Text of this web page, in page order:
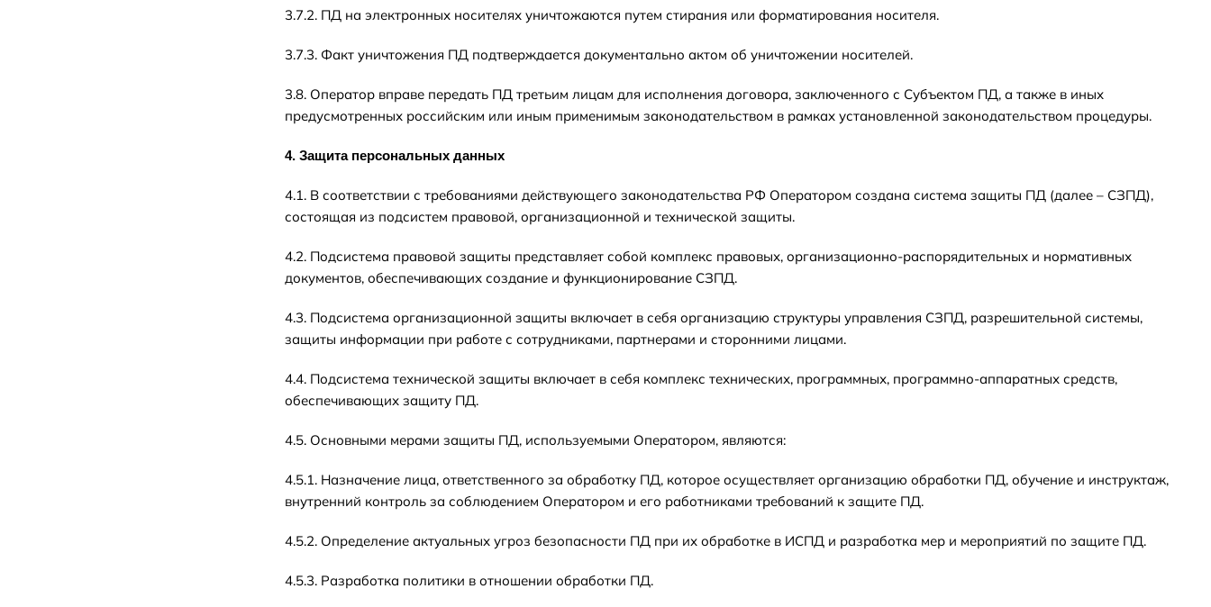
3.7.2. ПД на электронных носителях уничтожаются путем стирания или форматирования носителя.
3.7.3. Факт уничтожения ПД подтверждается документально актом об уничтожении носителей.
3.8. Оператор вправе передать ПД третьим лицам для исполнения договора, заключенного с Субъектом ПД, а также в иных
предусмотренных российским или иным применимым законодательством в рамках установленной законодательством процедуры.
4. Защита персональных данных
4.1. В соответствии с требованиями действующего законодательства РФ Оператором создана система защиты ПД (далее – СЗПД),
состоящая из подсистем правовой, организационной и технической защиты.
4.2. Подсистема правовой защиты представляет собой комплекс правовых, организационно-распорядительных и нормативных
документов, обеспечивающих создание и функционирование СЗПД.
4.3. Подсистема организационной защиты включает в себя организацию структуры управления СЗПД, разрешительной системы,
защиты информации при работе с сотрудниками, партнерами и сторонними лицами.
4.4. Подсистема технической защиты включает в себя комплекс технических, программных, программно-аппаратных средств,
обеспечивающих защиту ПД.
4.5. Основными мерами защиты ПД, используемыми Оператором, являются:
4.5.1. Назначение лица, ответственного за обработку ПД, которое осуществляет организацию обработки ПД, обучение и инструктаж,
внутренний контроль за соблюдением Оператором и его работниками требований к защите ПД.
4.5.2. Определение актуальных угроз безопасности ПД при их обработке в ИСПД и разработка мер и мероприятий по защите ПД.
4.5.3. Разработка политики в отношении обработки ПД.